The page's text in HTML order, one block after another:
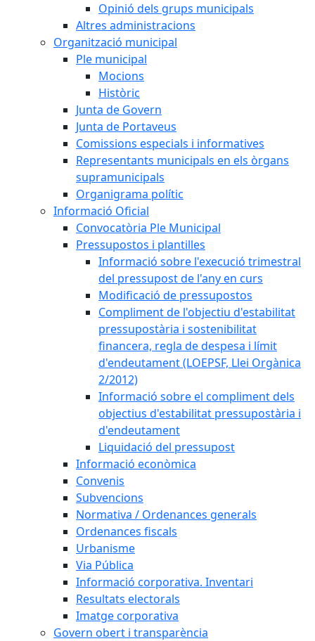
Opinió dels grups municipals
Altres administracions
Organització municipal
Ple municipal
Mocions
Històric
Junta de Govern
Junta de Portaveus
Comissions especials i informatives
Representants municipals en els òrgans
supramunicipals
Organigrama polític
Informació Oficial
Convocatòria Ple Municipal
Pressupostos i plantilles
Informació sobre l'execució trimestral
del pressupost de l'any en curs
Modificació de pressupostos
Compliment de l'objectiu d'estabilitat
pressupostària i sostenibilitat
financera, regla de despesa i límit
d'endeutament (LOEPSF, Llei Orgànica
2/2012)
Informació sobre el compliment dels
objectius d'estabilitat pressupostària i
d'endeutament
Liquidació del pressupost
Informació econòmica
Convenis
Subvencions
Normativa / Ordenances generals
Ordenances fiscals
Urbanisme
Via Pública
Informació corporativa. Inventari
Resultats electorals
Imatge corporativa
Govern obert i transparència